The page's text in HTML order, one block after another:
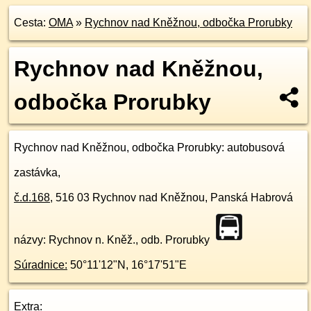
Cesta: OMA» Rychnov nad Kněžnou, odbočka Prorubky
Rychnov nad Kněžnou,
odbočka Prorubky
Rychnov nad Kněžnou, odbočka Prorubky: autobusová
zastávka,
č.d.168, 516 03 Rychnov nad Kněžnou, Panská Habrová
názvy: Rychnov n. Kněž., odb. Prorubky
Súradnice: 50°11'12"N , 16°17'51"E
Extra: